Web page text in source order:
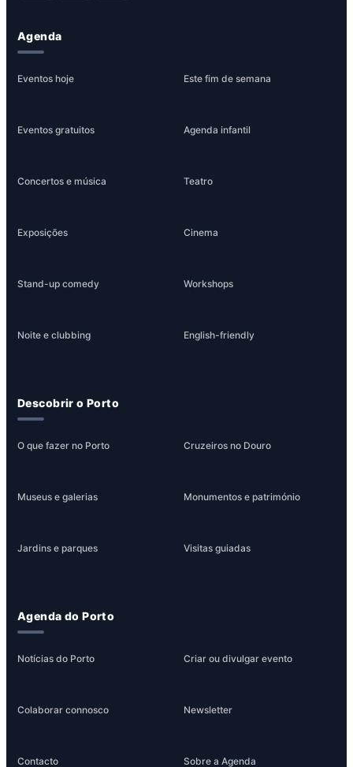
Agenda
Eventos hoje Este fim de semana
Eventos gratuitos Agenda infantil
Concertos e música Teatro
Exposições Cinema
Stand-up comedy Workshops
Noite e clubbing English-friendly
Descobrir o Porto
O que fazer no Porto Cruzeiros no Douro
Museus e galerias Monumentos e património
Jardins e parques Visitas guiadas
Agenda do Porto
Notícias do Porto Criar ou divulgar evento
Colaborar connosco Newsletter
Contacto Sobre a Agenda